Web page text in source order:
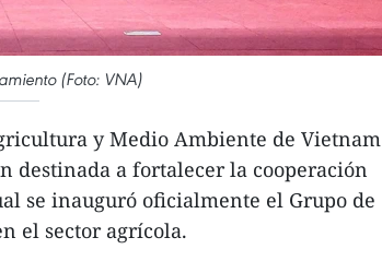
(Foto: VNA)
y Medio Ambiente de Vietnam
destinada a fortalecer la cooperación
se inauguró oficialmente el Grupo de
el sector agrícola.